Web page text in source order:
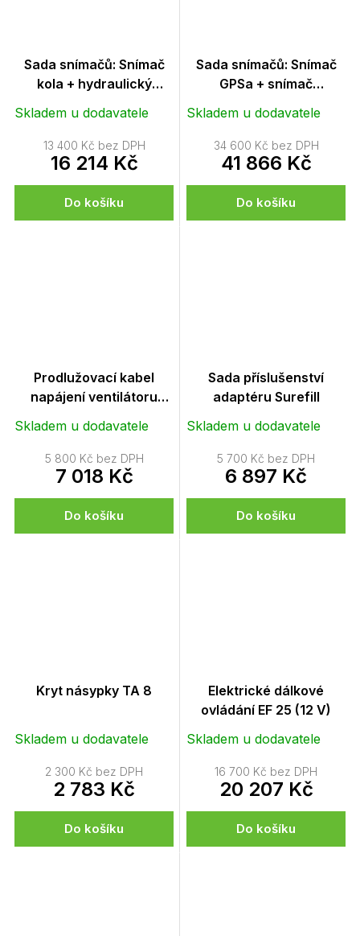
Sada snímačů: Snímač
kola + hydraulický
ústrojí
Skladem u dodavatele
13 400 Kč bez DPH
16 214 Kč
Do košíku
Sada snímačů: Snímač
GPSa + snímač
formě tahového spínače
Skladem u dodavatele
34 600 Kč bez DPH
41 866 Kč
Do košíku
Prodlužovací kabel
napájení ventilátoru
Skladem u dodavatele
5 800 Kč bez DPH
7 018 Kč
Do košíku
Sada příslušenství
adaptéru Surefill
Skladem u dodavatele
5 700 Kč bez DPH
6 897 Kč
Do košíku
Kryt násypky TA 8
Skladem u dodavatele
2 300 Kč bez DPH
2 783 Kč
Do košíku
Elektrické dálkové
ovládání EF 25 (12 V)
Skladem u dodavatele
16 700 Kč bez DPH
20 207 Kč
Do košíku